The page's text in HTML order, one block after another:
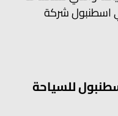
اسطنبول شركة
للسياحة